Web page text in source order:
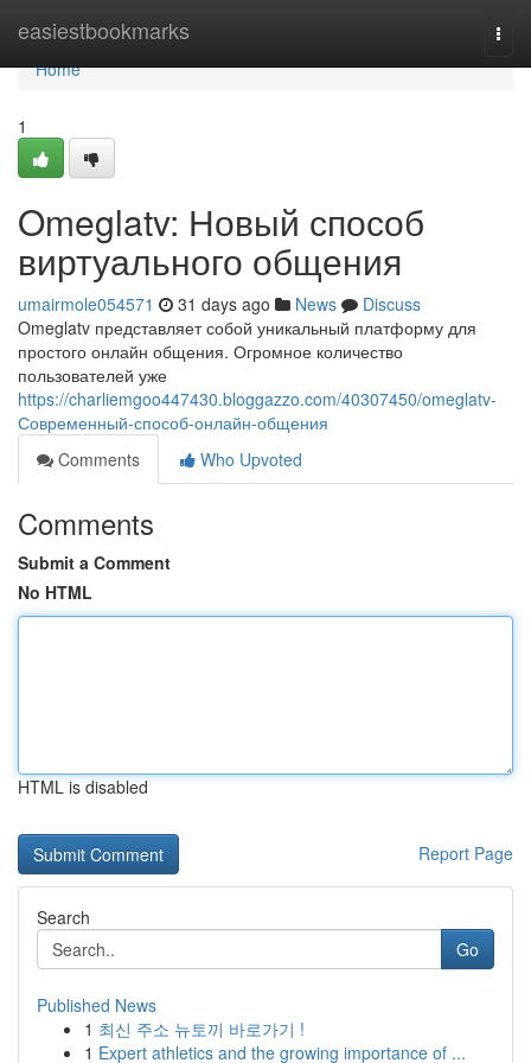
easiestbookmarks
Home
Home
1
Omeglatv: Новый способ
виртуального общения
umairmole054571 31 days ago News
Discuss
Omeglatv представляет собой уникальный платформу для
простого онлайн общения. Огромное количество
пользователей уже
https://charliemgoo447430.bloggazzo.com/40307450/omeglatv-
Современный-способ-онлайн-общения
Comments
Who Upvoted
Comments
Submit a Comment
No HTML
HTML is disabled
Report Page
Search
Go
Published News
1 최신 주소 뉴토끼 바로가기 !
1 Expert athletics and the growing importance of ...